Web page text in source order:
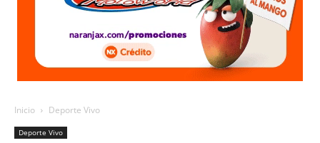
Inicio Deporte Vivo
Deporte Vivo